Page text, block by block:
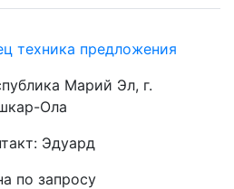
техника предложения
Марий Эл, г.
Ола
Эдуард
по запросу